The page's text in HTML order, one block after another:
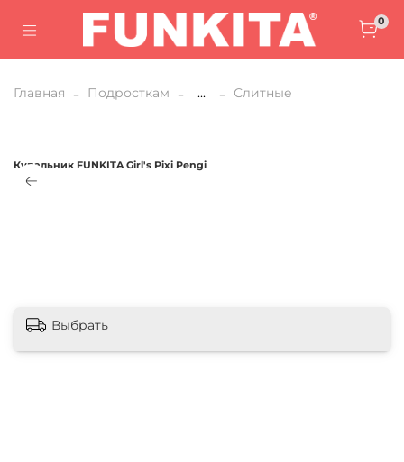
0
Главная Подросткам ... Слитные
Купальник FUNKITA Girl's Pixi Pengi
Выбрать